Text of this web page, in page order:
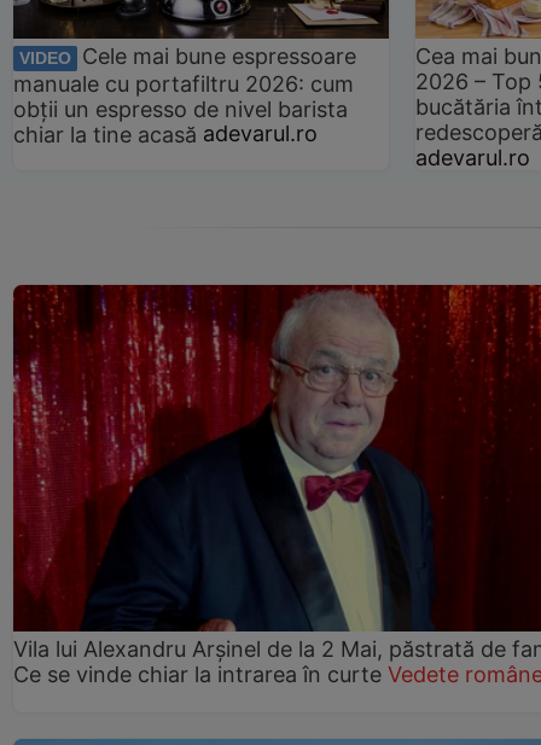
VIDEO
Cele mai bune espressoare
manuale cu portafiltru 2026: cum
obții un espresso de nivel barista
chiar la tine acasă adevarul.ro
Cea mai
2026 –
bucătăria
adevarul.ro
Vila lui Alexandru Arșinel de la 2 Mai, păstrată de
Ce se vinde chiar la intrarea în curte Vedete